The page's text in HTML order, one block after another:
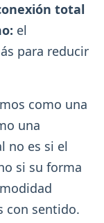
total
el
para reducir
como una
una
no es si el
si su forma
con sentido.